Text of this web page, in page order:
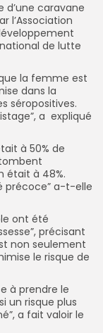
d’une caravane
l’Association
de lutte
la femme est
dans la
séropositives.
a expliqué
à 50% de
était à 48%.
précoce” a-t-elle
ont été
précisant
non seulement
le risque de
à prendre le
un risque plus
a fait valoir le